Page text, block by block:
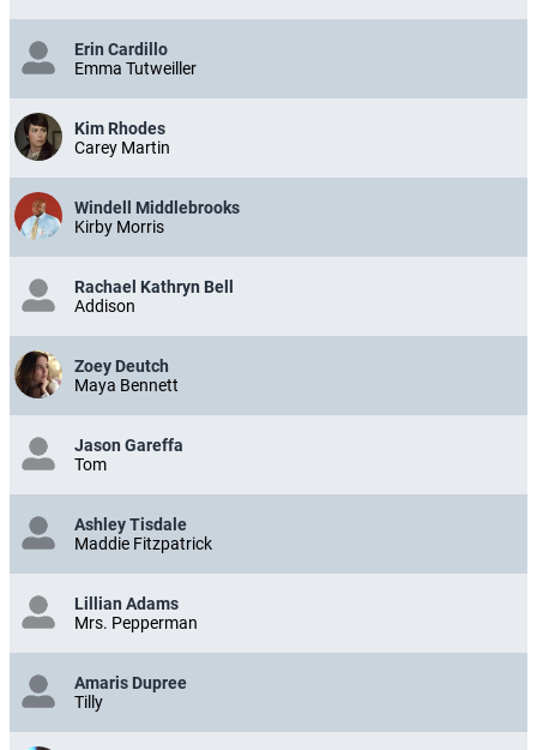
Erin Cardillo
Emma Tutweiller
Kim Rhodes
Carey Martin
Windell Middlebrooks
Kirby Morris
Rachael Kathryn Bell
Addison
Zoey Deutch
Maya Bennett
Jason Gareffa
Tom
Ashley Tisdale
Maddie Fitzpatrick
Lillian Adams
Mrs. Pepperman
Amaris Dupree
Tilly